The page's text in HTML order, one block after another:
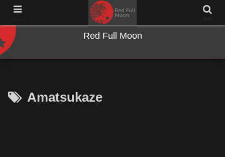
NWとキーボードのジャンク沼に沈む夜
Red Full Moon
Amatsukaze